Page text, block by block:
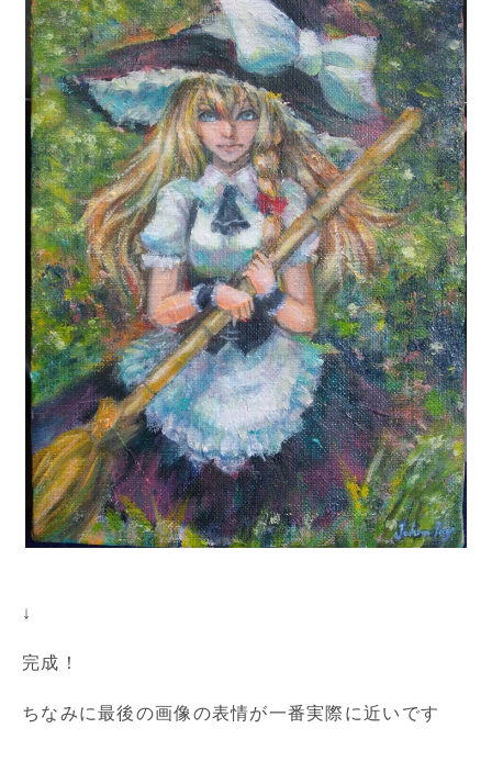
↓
完成！
ちなみに最後の画像の表情が一番実際に近いです